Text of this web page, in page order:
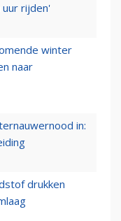
rijden'
winter
naar
in:
drukken